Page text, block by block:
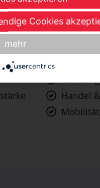
Handel
Cookies
mehr